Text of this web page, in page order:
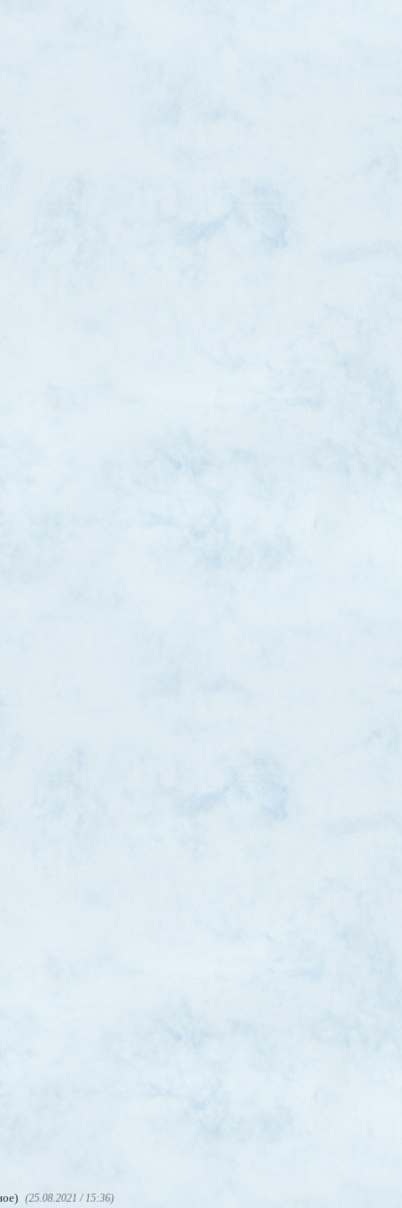
(25.08.2021 / 15:36)